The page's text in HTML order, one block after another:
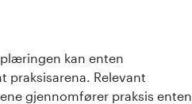
kan enten
praksisarena. Relevant
gjennomfører praksis enten